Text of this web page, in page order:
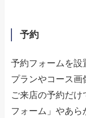
予約
予約フォームを設
プランやコース画
ご来店の予約だけ
フォーム」やあ